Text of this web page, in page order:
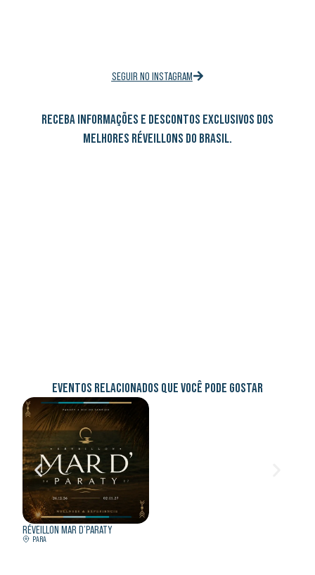
SEGUIR NO INSTAGRAM
RECEBA INFORMAÇÕES E DESCONTOS EXCLUSIVOS DOS
MELHORES RÉVEILLONS DO BRASIL.
EVENTOS RELACIONADOS QUE VOCÊ PODE GOSTAR
RÉVEILLON MAR D’PARATY
PARA